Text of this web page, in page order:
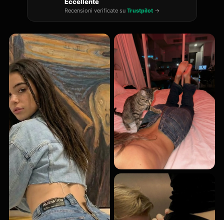
Eccellente
Recensioni verificate su Trustpilot→